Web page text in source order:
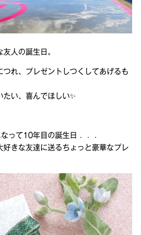
人の誕生日。
つれ、プレゼントしつくしてあげるも
たい、喜んでほしい✨
って10年目の誕生日．．．
好きな友達に送るちょっと豪華なプレ